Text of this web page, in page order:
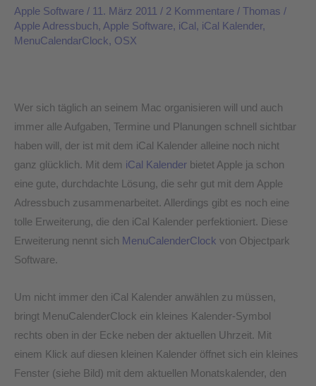
Apple Software / 11. März 2011 / 2 Kommentare / Thomas /
Apple Adressbuch, Apple Software, iCal , iCal Kalender,
MenuCalendarClock, OSX
Wer sich täglich an seinem Mac organisieren will und auch
immer alle Aufgaben, Termine und Planungen schnell sichtbar
haben will, der ist mit dem iCal Kalender alleine noch nicht
ganz glücklich. Mit dem iCal Kalender bietet Apple ja schon
eine gute, durchdachte Lösung, die sehr gut mit dem Apple
Adressbuch zusammenarbeitet. Allerdings gibt es noch eine
tolle Erweiterung, die den iCal Kalender perfektioniert. Diese
Erweiterung nennt sich MenuCalenderClock von Objectpark
Software.
Um nicht immer den iCal Kalender anwählen zu müssen,
bringt MenuCalenderClock ein kleines Kalender-Symbol
rechts oben in der Ecke neben der aktuellen Uhrzeit. Mit
einem Klick auf diesen kleinen Kalender öffnet sich ein kleines
Fenster (siehe Bild) mit dem aktuellen Monatskalender, den
mit
dem
MenuCalendarClock